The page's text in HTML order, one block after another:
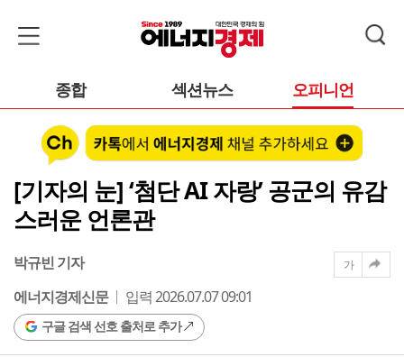
종합 섹션뉴스 오피니언
[기자의 눈] ‘첨단 AI 자랑’ 공군의 유감
스러운 언론관
박규빈 기자
에너지경제신문
입력 2026.07.07 09:01
구글 검색 선호 출처로 추가
가